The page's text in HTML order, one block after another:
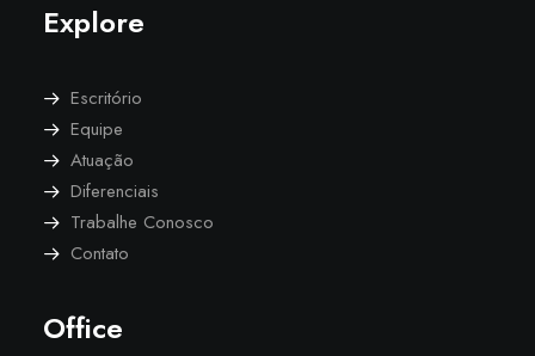
Explore
Escritório
Equipe
Atuação
Diferenciais
Trabalhe Conosco
Contato
Office